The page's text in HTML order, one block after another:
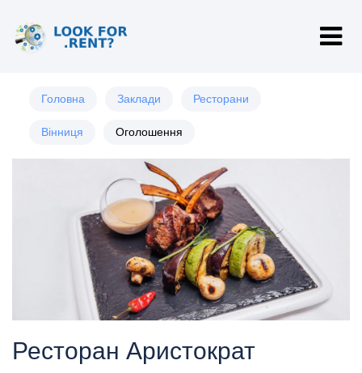
Головна Заклади Ресторани
Вінниця Оголошення
Ресторан Аристократ